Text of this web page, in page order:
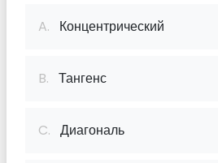
A. Концентрический
B. Тангенс
C. Диагональ